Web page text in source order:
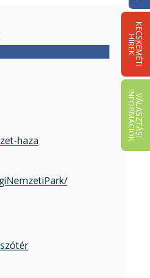
K
E
C
S
K
E
M
É
T
I
HÍ
R
E
K
V
Á
L
A
S
Z
T
Á
S
I
IN
F
O
R
M
Á
C
I
Ó
K
haza